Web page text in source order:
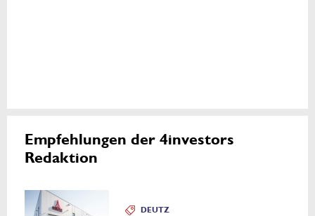
Empfehlungen der 4investors
Redaktion
DEUTZ